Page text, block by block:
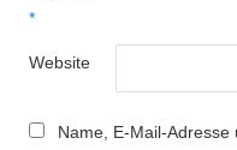
*
Website
Name, E-Mail-Adresse